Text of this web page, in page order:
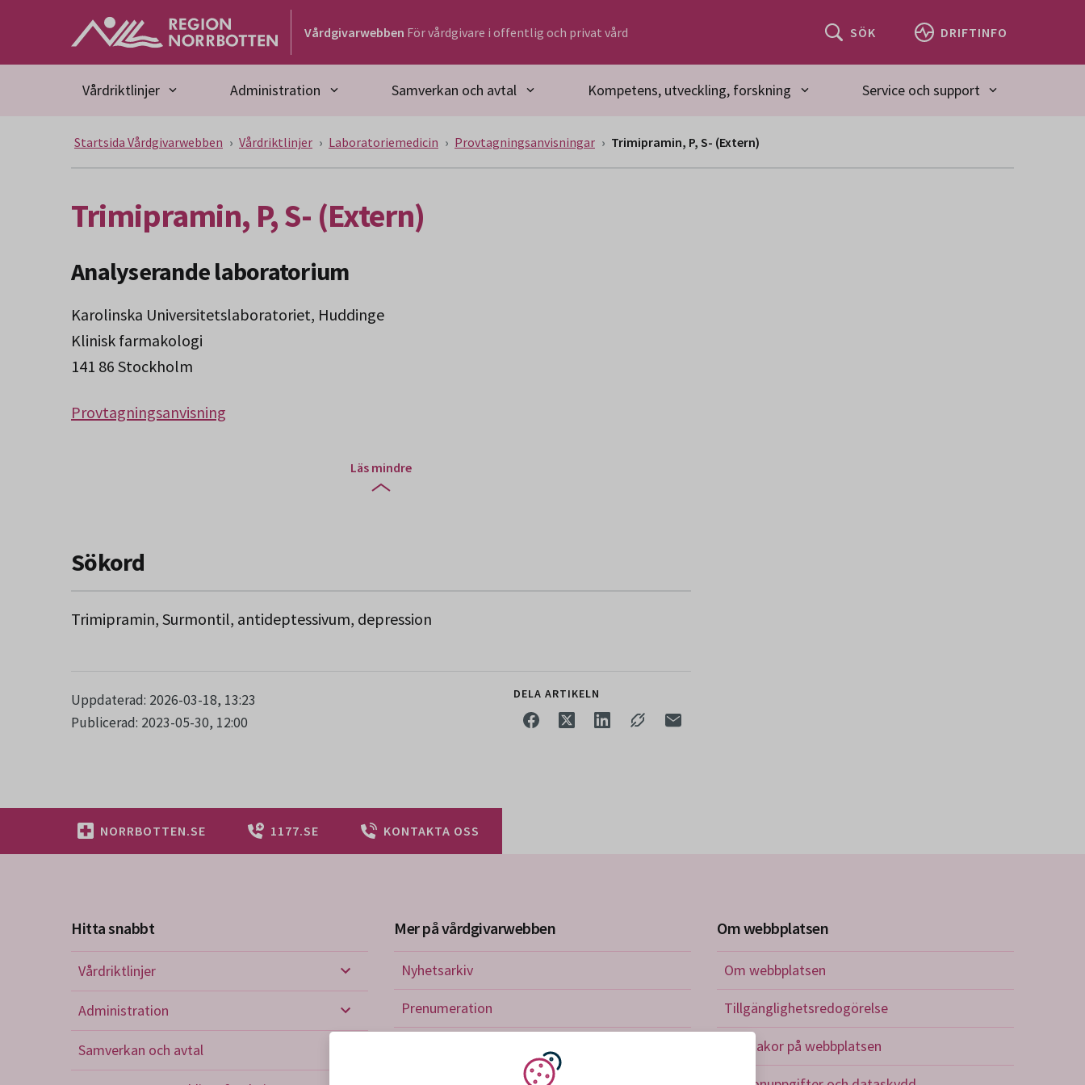
Gå till huvudmeny
Gå till övergripande innehåll
Vårdgivarwebben För vårdgivare i offentlig och privat vård SÖK DRIFTINFO
Vårdriktlinjer Administration Samverkan och avtal Kompetens, utveckling, forskning Service och support
Startsida Vårdgivarwebben Vårdriktlinjer Laboratoriemedicin Provtagningsanvisningar Trimipramin, P, S- (Extern)
Trimipramin, P, S- (Extern)
Analyserande laboratorium
Karolinska Universitetslaboratoriet, Huddinge
Klinisk farmakologi
141 86 Stockholm
Provtagningsanvisning
Läs mindre
Sökord
Trimipramin, Surmontil, antideptessivum, depression
Uppdaterad: 2026-03-18, 13:23
Publicerad: 2023-05-30, 12:00
DELA ARTIKELN
NORRBOTTEN.SE 1177.SE KONTAKTA OSS
Hitta snabbt
Vårdriktlinjer
Vårdriktlinjer
Administration
Samverkan och avtal
Mer på vårdgivarwebben
Nyhetsarkiv
Prenumeration
Om webbplatsen
Om webbplatsen
Tillgänglighetsredogörelse
Om kakor på webbplatsen